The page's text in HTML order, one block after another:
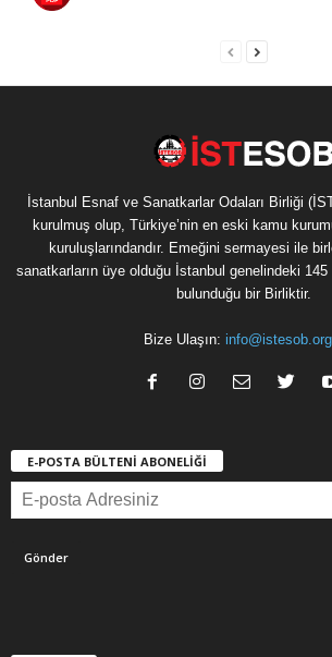
İstanbul Esnaf ve Sanatkarlar Odaları Birliği
kurulmuş olup, Türkiye’nin en eski kamu
kuruluşlarındandır. Emeğini sermayesi ile
sanatkarların üye olduğu İstanbul genelindeki 145
bulunduğu bir Birliktir.
Bize Ulaşın:
E-POSTA BÜLTENİ ABONELİĞİ